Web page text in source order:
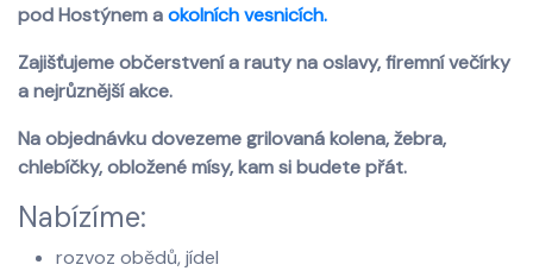
pod Hostýnem aokolních vesnicích.
Zajišťujeme občerstvení a rauty na oslavy, firemní večírky
a nejrůznější akce.
Na objednávku dovezeme grilovaná kolena, žebra,
chlebíčky, obložené mísy, kam si budete přát.
Nabízíme:
rozvoz obědů, jídel